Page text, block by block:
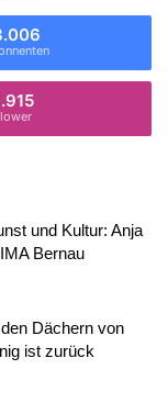
und Kultur: Anja
Bernau
Dächern von
ist zurück